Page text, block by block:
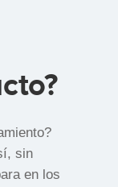
sin
en los